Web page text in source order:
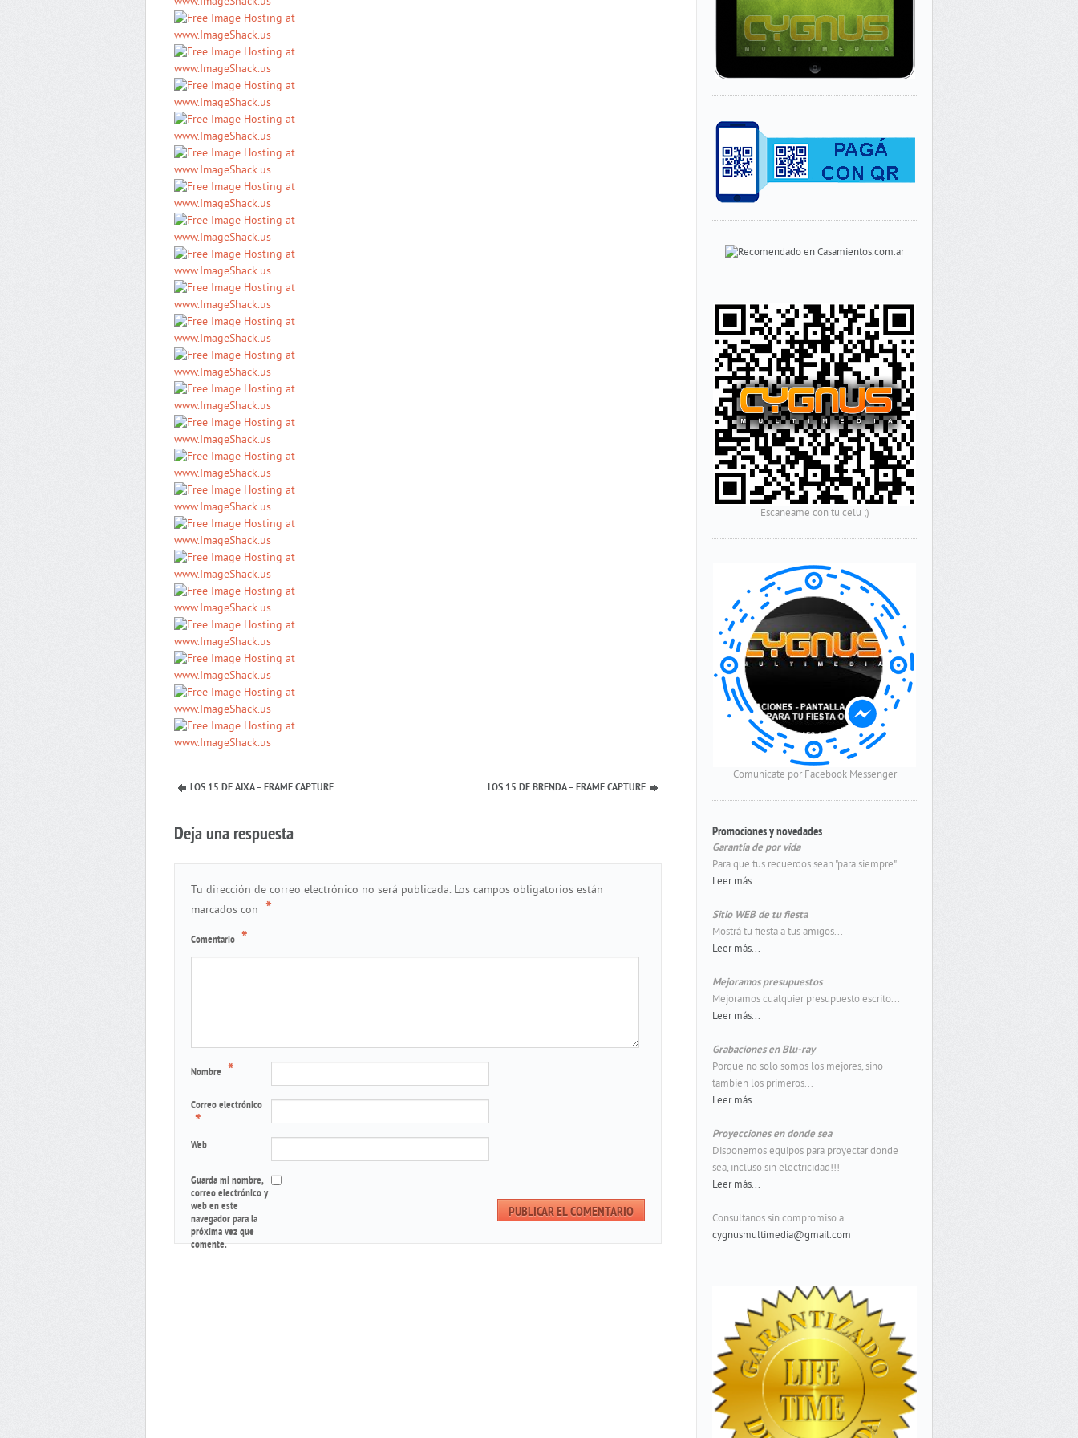
LOS 15 DE AIXA – FRAME CAPTURE LOS 15 DE BRENDA – FRAME CAPTURE
Deja una respuesta
Tu dirección de correo electrónico no será publicada. Los campos obligatorios están
marcados con *
Comentario *
Nombre *
Correo electrónico
*
Web
Guarda mi nombre,
correo electrónico y
web en este
navegador para la
próxima vez que
comente.
Escaneame con tu celu ;)
Comunicate por Facebook Messenger
Promociones y novedades
Garantía de por vida
Para que tus recuerdos sean "para siempre"...
Leer más...
Sitio WEB de tu fiesta
Mostrá tu fiesta a tus amigos...
Leer más...
Mejoramos presupuestos
Mejoramos cualquier presupuesto escrito...
Leer más...
Grabaciones en Blu-ray
Porque no solo somos los mejores, sino
tambien los primeros...
Leer más...
Proyecciones en donde sea
Disponemos equipos para proyectar donde
sea, incluso sin electricidad!!!
Leer más...
Consultanos sin compromiso a
cygnusmultimedia@gmail.com